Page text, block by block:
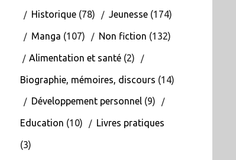
Historique(78) Jeunesse(174)
Manga (107) Non fiction (132)
Alimentation et santé(2)
Biographie, mémoires, discours (14)
Développement personnel(9)
Education (10) Livres pratiques
(3)